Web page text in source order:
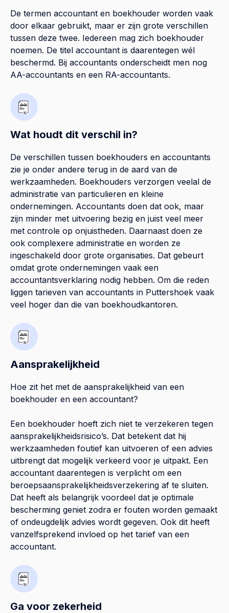
De termen accountant en boekhouder worden vaak
door elkaar gebruikt, maar er zijn grote verschillen
tussen deze twee. Iedereen mag zich boekhouder
noemen. De titel accountant is daarentegen wél
beschermd. Bij accountants onderscheidt men nog
AA-accountants en een RA-accountants.
Wat houdt dit verschil in?
De verschillen tussen boekhouders en accountants
zie je onder andere terug in de aard van de
werkzaamheden. Boekhouders verzorgen veelal de
administratie van particulieren en kleine
ondernemingen. Accountants doen dat ook, maar
zijn minder met uitvoering bezig en juist veel meer
met controle op onjuistheden. Daarnaast doen ze
ook complexere administratie en worden ze
ingeschakeld door grote organisaties. Dat gebeurt
omdat grote ondernemingen vaak een
accountantsverklaring nodig hebben. Om die reden
liggen tarieven van accountants in Puttershoek vaak
veel hoger dan die van boekhoudkantoren.
Aansprakelijkheid
Hoe zit het met de aansprakelijkheid van een
boekhouder en een accountant?
Een boekhouder hoeft zich niet te verzekeren tegen
aansprakelijkheidsrisico’s. Dat betekent dat hij
werkzaamheden foutief kan uitvoeren of een advies
uitbrengt dat mogelijk verkeerd voor je uitpakt. Een
accountant daarentegen is verplicht om een
beroepsaansprakelijkheidsverzekering af te sluiten.
Dat heeft als belangrijk voordeel dat je optimale
bescherming geniet zodra er fouten worden gemaakt
of ondeugdelijk advies wordt gegeven. Ook dit heeft
vanzelfsprekend invloed op het tarief van een
accountant.
Ga voor zekerheid